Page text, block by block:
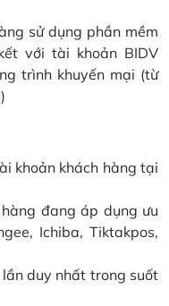
sử dụng phần mềm
với tài khoản BIDV
trình khuyến mại (từ
khoản khách hàng tại
đang áp dụng ưu
Ichiba, Tiktakpos,
duy nhất trong suốt